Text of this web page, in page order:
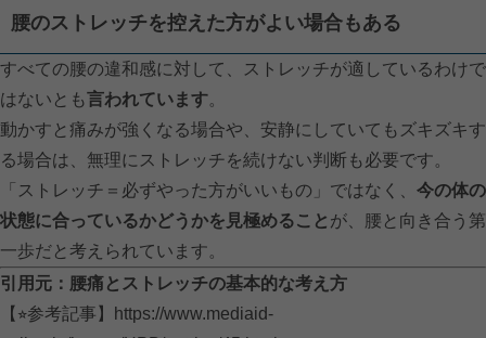
腰のストレッチを控えた方がよい場合もある
すべての腰の違和感に対して、ストレッチが適しているわけで
はないとも言われています。
動かすと痛みが強くなる場合や、安静にしていてもズキズキす
る場合は、無理にストレッチを続けない判断も必要です。
「ストレッチ＝必ずやった方がいいもの」ではなく、 今の体の
状態に合っているかどうかを見極めること が、腰と向き合う第
一歩だと考えられています。
引用元：腰痛とストレッチの基本的な考え方
【⭐︎参考記事】
https://www.mediaid-